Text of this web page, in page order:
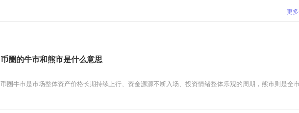
更
币圈的牛市和熊市是什么意思
币圈牛市是市场整体资产价格长期持续上行、资金源源不断入场、投资情绪整体乐观的周期，熊市则是全